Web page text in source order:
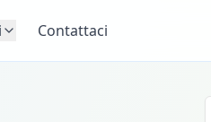
Contattaci